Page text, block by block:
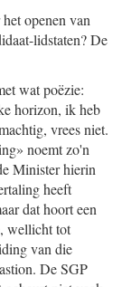
openen van
lidstaten? De
wat poëzie:
horizon, ik heb
vrees niet.
noemt zo'n
Minister hierin
heeft
dat hoort een
wellicht tot
van die
De SGP